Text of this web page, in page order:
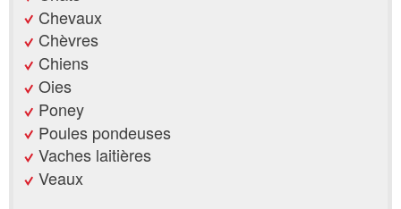
Chevaux
Chèvres
Chiens
Oies
Poney
Poules pondeuses
Vaches laitières
Veaux